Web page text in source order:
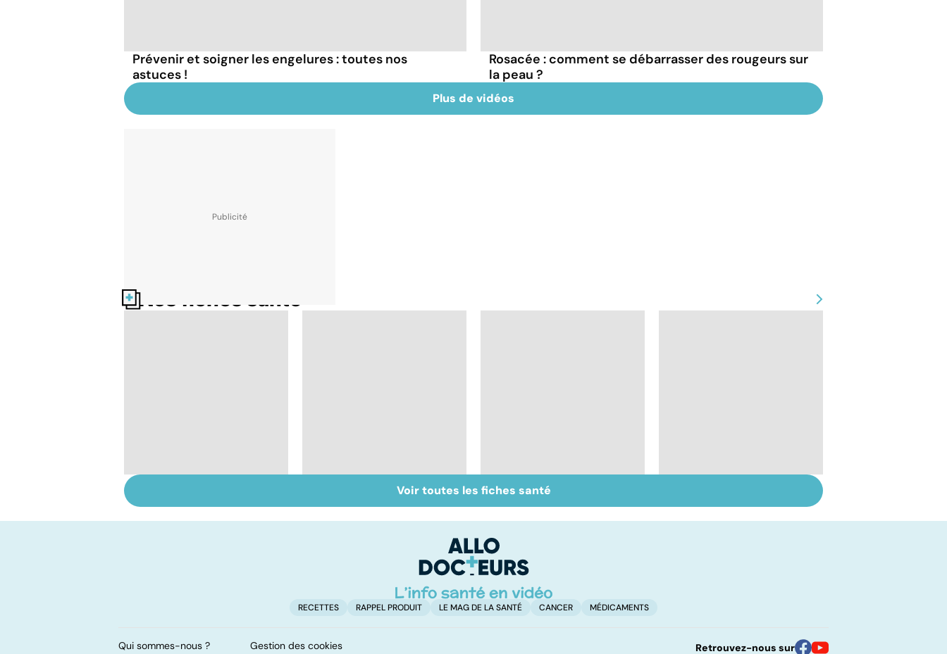
Prévenir et soigner les engelures : toutes nos
astuces !
Rosacée : comment se débarrasser des rougeurs sur
la peau ?
Plus de vidéos
Nos fiches santé
cancer de la vessie
Mélanome : le plus
redouté des cancers
Prolapsus : quand les
organes descendent
mais fragile
Voir toutes les fiches santé
RECETTES RAPPEL PRODUIT LE MAG DE LA SANTÉ CANCER MÉDICAMENTS
Qui sommes-nous ? Gestion des cookies Retrouvez-nous sur